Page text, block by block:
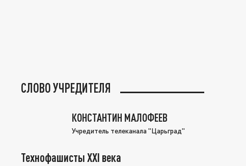
СЛОВО УЧРЕДИТЕЛЯ
КОНСТАНТИН МАЛОФЕЕВ
Учредитель телеканала "Царьград"
Технофашисты XXI века